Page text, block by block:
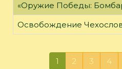
«Оружие Победы:
Освобождение
1 2 3 4